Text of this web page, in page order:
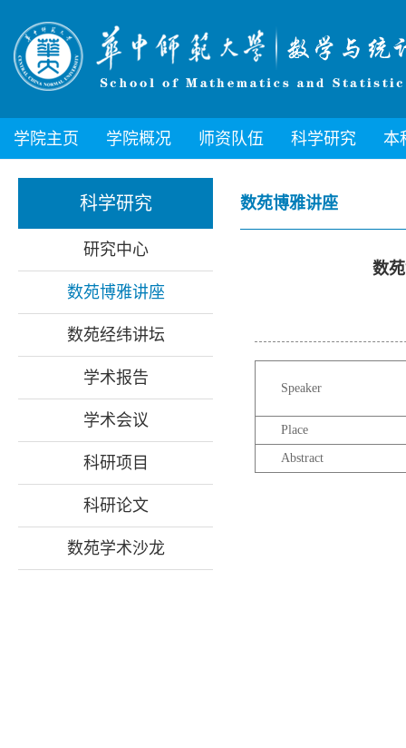
学院主页 学院概况 师资队伍 科学研究 本
科学研究
研究中心
数苑博雅讲座
数苑经纬讲坛
学术报告
学术会议
科研项目
科研论文
数苑学术沙龙
数苑博雅讲座
数
Speaker
Place
Abstract